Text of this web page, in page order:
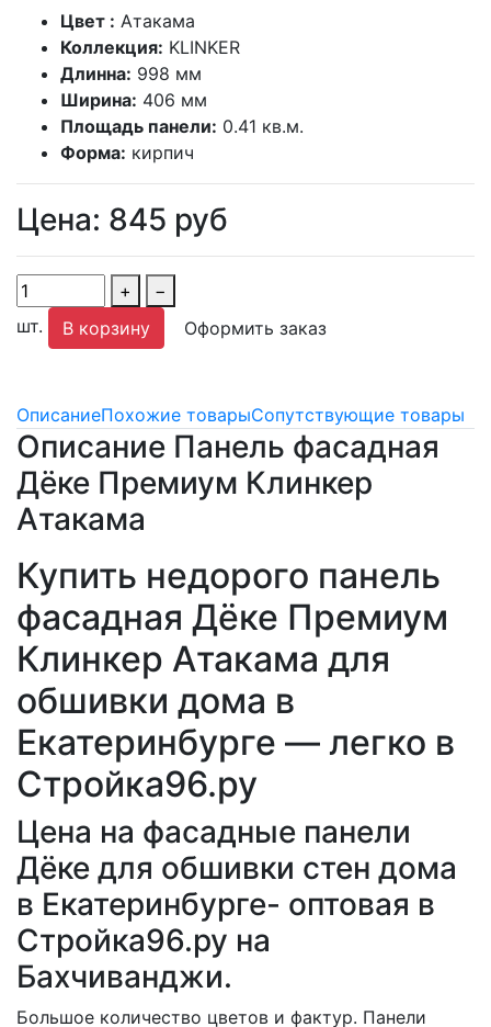
Цвет : Атакама
Коллекция: KLINKER
Длинна: 998 мм
Ширина: 406 мм
Площадь панели: 0.41 кв.м.
Форма: кирпич
Цена: 845 руб
+
−
шт.
В корзину Оформить заказ
ОписаниеПохожие товарыСопутствующие товары
Описание Панель фасадная
Дёке Премиум Клинкер
Атакама
Купить недорого панель
фасадная Дёке Премиум
Клинкер Атакама для
обшивки дома в
Екатеринбурге — легко в
Стройка96.ру
Цена на фасадные панели
Дёке для обшивки стен дома
в Екатеринбурге- оптовая в
Стройка96.ру на
Бахчиванджи.
Большое количество цветов и фактур. Панели